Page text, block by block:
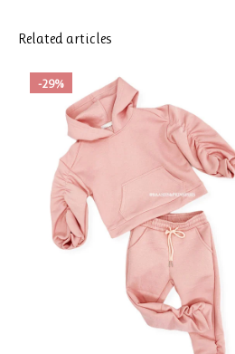
Related articles
-29%